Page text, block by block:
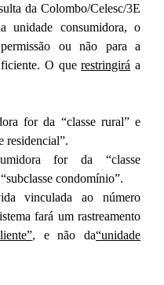
da Colombo/Celesc/3E
unidade consumidora, o
ou não para a
O querestringirá a
for da “classe rural” e
residencial”.
for da “classe
condomínio”.
vinculada ao número
fará um rastreamento
”, e não da“unidade